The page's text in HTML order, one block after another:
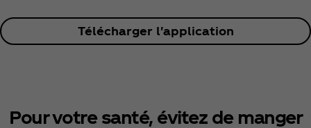
Télécharger l'application
Pour votre santé, évitez de manger